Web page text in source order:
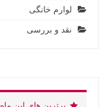
لوارم خانگی
نقد و بررسی